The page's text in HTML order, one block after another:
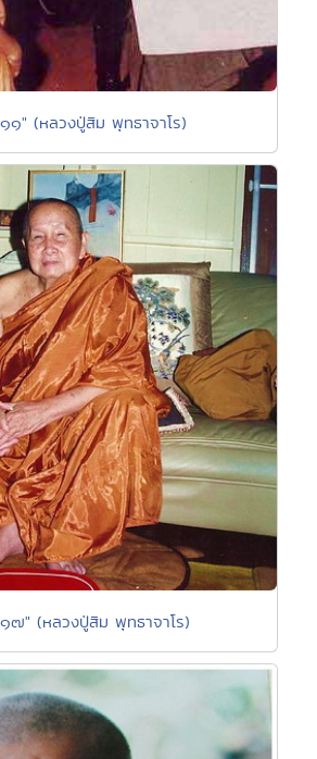
๑" (หลวงปู่สิม พุทธาจาโร)
๗" (หลวงปู่สิม พุทธาจาโร)